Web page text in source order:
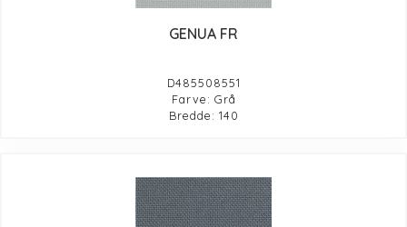
GENUA FR
D485508551
Farve: Grå
Bredde: 140